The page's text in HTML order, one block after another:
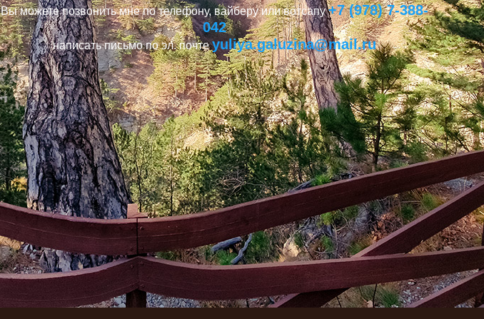
Вы можете позвонить мне по телефону, вайберу или вотсапу+7 (978) 7-388-
042
написать письмо по эл. почтеyuliya.galuzina@mail.ru